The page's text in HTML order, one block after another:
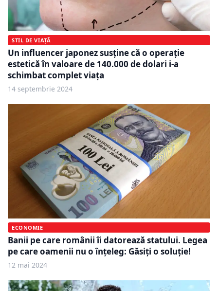
STIL DE VIAȚĂ
Un influencer japonez susține că o operație
estetică în valoare de 140.000 de dolari i-a
schimbat complet viața
14 septembrie 2024
ECONOMIE
Banii pe care românii îi datorează statului. Legea
pe care oamenii nu o înțeleg: Găsiți o soluție!
12 mai 2024